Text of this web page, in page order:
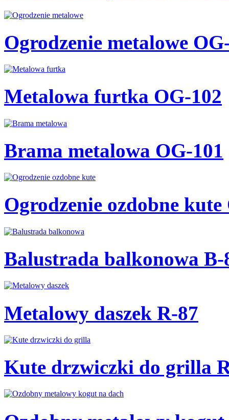
Ogrodzenie metalowe
Metalowa furtka OG-102
Brama metalowa OG-101
Ogrodzenie ozdobne kute
Balustrada balkonowa B-
Metalowy daszek R-87
Kute drzwiczki do grilla